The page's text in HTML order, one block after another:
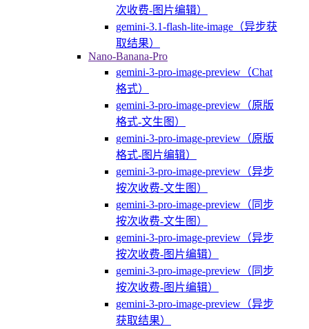
次收费-图片编辑）
gemini-3.1-flash-lite-image（异步获
取结果）
Nano-Banana-Pro
gemini-3-pro-image-preview（Chat
格式）
gemini-3-pro-image-preview（原版
格式-文生图）
gemini-3-pro-image-preview（原版
格式-图片编辑）
gemini-3-pro-image-preview（异步
按次收费-文生图）
gemini-3-pro-image-preview（同步
按次收费-文生图）
gemini-3-pro-image-preview（异步
按次收费-图片编辑）
gemini-3-pro-image-preview（同步
按次收费-图片编辑）
gemini-3-pro-image-preview（异步
获取结果）